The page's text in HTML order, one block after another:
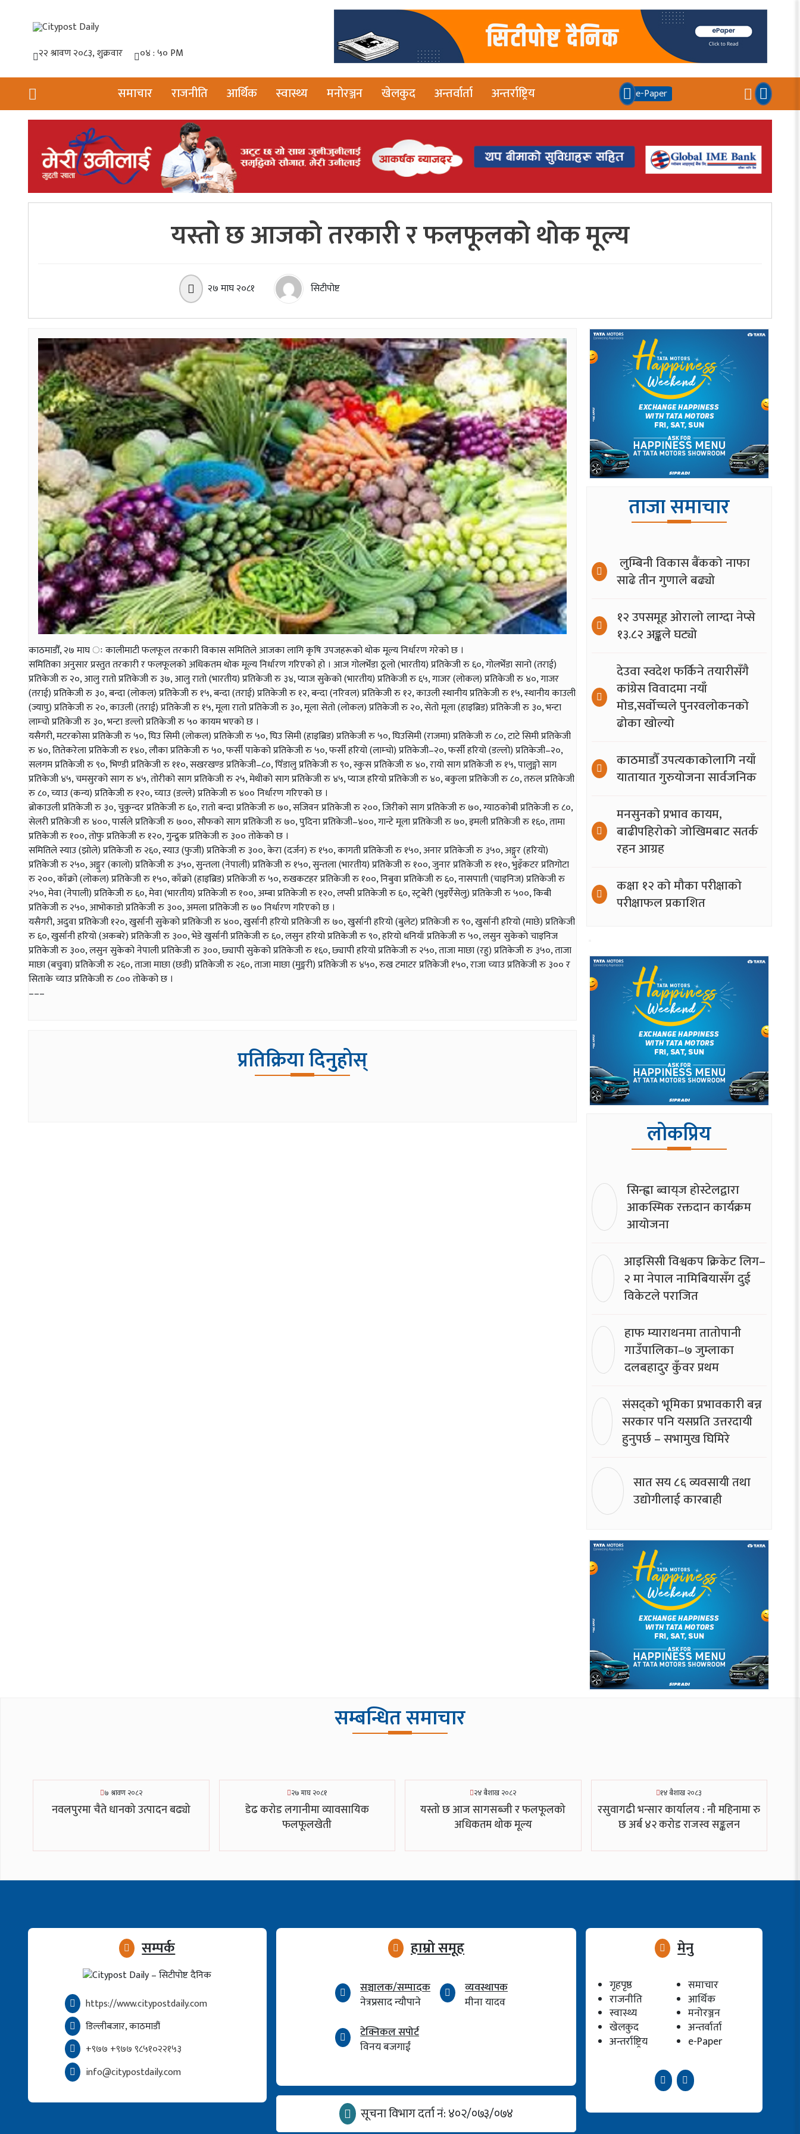
समाचार राजनीति आर्थिक स्वास्थ्य मनोरञ्जन खेलकुद अन्तर्वार्ता अन्तर्राष्ट्रिय e-Paper
यस्तो छ आजको तरकारी र फलफूलको थोक मूल्य
२७ माघ २०८१ सिटीपोष्ट
काठमाडौँ, २७ माघ ः कालीमाटी फलफूल तरकारी विकास समितिले आजका लागि कृषि उपजहरूको थोक मूल्य निर्धारण गरेको छ ।
समितिका अनुसार प्रस्तुत तरकारी र फलफूलको अधिकतम थोक मूल्य निर्धारण गरिएको हो । आज गोलभेँडा ठूलो (भारतीय) प्रतिकेजी रु ६०, गोलभेँडा सानो (तराई)
प्रतिकेजी रु २०, आलु रातो प्रतिकेजी रु ३७, आलु रातो (भारतीय) प्रतिकेजी रु ३४, प्याज सुकेको (भारतीय) प्रतिकेजी रु ६५, गाजर (लोकल) प्रतिकेजी रु ४०, गाजर
(तराई) प्रतिकेजी रु ३०, बन्दा (लोकल) प्रतिकेजी रु १५, बन्दा (तराई) प्रतिकेजी रु १२, बन्दा (नरिवल) प्रतिकेजी रु १२, काउली स्थानीय प्रतिकेजी रु १५, स्थानीय काउली
(ज्यापु) प्रतिकेजी रु २०, काउली (तराई) प्रतिकेजी रु १५, मूला रातो प्रतिकेजी रु ३०, मूला सेतो (लोकल) प्रतिकेजी रु २०, सेतो मूला (हाइब्रिड) प्रतिकेजी रु ३०, भन्टा
लाम्चो प्रतिकेजी रु ३०, भन्टा डल्लो प्रतिकेजी रु ५० कायम भएको छ ।
यसैगरी, मटरकोसा प्रतिकेजी रु ५०, घिउ सिमी (लोकल) प्रतिकेजी रु ५०, घिउ सिमी (हाइब्रिड) प्रतिकेजी रु ५०, घिउसिमी (राजमा) प्रतिकेजी रु ८०, टाटे सिमी प्रतिकेजी
रु ४०, तितेकरेला प्रतिकेजी रु १४०, लौका प्रतिकेजी रु ५०, फर्सी पाकेको प्रतिकेजी रु ५०, फर्सी हरियो (लाम्चो) प्रतिकेजी–२०, फर्सी हरियो (डल्लो) प्रतिकेजी–२०,
सलगम प्रतिकेजी रु ९०, भिण्डी प्रतिकेजी रु ११०, सखरखण्ड प्रतिकेजी–८०, पिँडालु प्रतिकेजी रु ९०, स्कुस प्रतिकेजी रु ४०, रायो साग प्रतिकेजी रु १५, पालुङ्गो साग
प्रतिकेजी ४५, चमसुरको साग रु ४५, तोरीको साग प्रतिकेजी रु २५, मेथीको साग प्रतिकेजी रु ४५, प्याज हरियो प्रतिकेजी रु ४०, बकुला प्रतिकेजी रु ८०, तरुल प्रतिकेजी
रु ८०, च्याउ (कन्य) प्रतिकेजी रु १२०, च्याउ (डल्ले) प्रतिकेजी रु ४०० निर्धारण गरिएको छ ।
ब्रोकाउली प्रतिकेजी रु ३०, चुकुन्दर प्रतिकेजी रु ६०, रातो बन्दा प्रतिकेजी रु ७०, सजिवन प्रतिकेजी रु २००, जिरीको साग प्रतिकेजी रु ७०, ग्याठकोबी प्रतिकेजी रु ८०,
सेलरी प्रतिकेजी रु ४००, पार्सले प्रतिकेजी रु ७००, सौफको साग प्रतिकेजी रु ७०, पुदिना प्रतिकेजी–४००, गान्टे मूला प्रतिकेजी रु ७०, इमली प्रतिकेजी रु १६०, तामा
प्रतिकेजी रु १००, तोफु प्रतिकेजी रु १२०, गुन्द्रुक प्रतिकेजी रु ३०० तोकेकोे छ ।
समितिले स्याउ (झोले) प्रतिकेजी रु २६०, स्याउ (फुजी) प्रतिकेजी रु ३००, केरा (दर्जन) रु १५०, कागती प्रतिकेजी रु १५०, अनार प्रतिकेजी रु ३५०, अङ्गुर (हरियो)
प्रतिकेजी रु २५०, अङ्गुर (कालो) प्रतिकेजी रु ३५०, सुन्तला (नेपाली) प्रतिकेजी रु १५०, सुन्तला (भारतीय) प्रतिकेजी रु १००, जुनार प्रतिकेजी रु ११०, भुइँकटर प्रतिगोटा
रु २००, काँक्रो (लोकल) प्रतिकेजी रु १५०, काँक्रो (हाइब्रिड) प्रतिकेजी रु ५०, रुखकटहर प्रतिकेजी रु १००, निबुवा प्रतिकेजी रु ६०, नासपाती (चाइनिज) प्रतिकेजी रु
२५०, मेवा (नेपाली) प्रतिकेजी रु ६०, मेवा (भारतीय) प्रतिकेजी रु १००, अम्बा प्रतिकेजी रु १२०, लप्सी प्रतिकेजी रु ६०, स्ट्रबेरी (भुइऐँसेलु) प्रतिकेजी रु ५००, किबी
प्रतिकेजी रु २५०, आभोकाडो प्रतिकेजी रु ३००, अमला प्रतिकेजी रु ७० निर्धारण गरिएको छ ।
यसैगरी, अदुवा प्रतिकेजी १२०, खुर्सानी सुकेको प्रतिकेजी रु ४००, खुर्सानी हरियो प्रतिकेजी रु ७०, खुर्सानी हरियो (बुलेट) प्रतिकेजी रु ९०, खुर्सानी हरियो (माछे) प्रतिकेजी
रु ६०, खुर्सानी हरियो (अकबरे) प्रतिकेजी रु ३००, भेडे खुर्सानी प्रतिकेजी रु ६०, लसुन हरियो प्रतिकेजी रु ९०, हरियो धनियाँ प्रतिकेजी रु ५०, लसुन सुकेको चाइनिज
प्रतिकेजी रु ३००, लसुन सुकेको नेपाली प्रतिकेजी रु ३००, छ्यापी सुकेको प्रतिकेजी रु १६०, छ्यापी हरियो प्रतिकेजी रु २५०, ताजा माछा (रहु) प्रतिकेजी रु ३५०, ताजा
माछा (बचुवा) प्रतिकेजी रु २६०, ताजा माछा (छडी) प्रतिकेजी रु २६०, ताजा माछा (मुङ्गरी) प्रतिकेजी रु ४५०, रुख टमाटर प्रतिकेजी १५०, राजा च्याउ प्रतिकेजी रु ३०० र
सिताके च्याउ प्रतिकेजी रु ८०० तोकेको छ ।
–––
प्रतिक्रिया दिनुहोस्
ताजा समाचार
लुम्बिनी विकास बैंकको नाफा
साढे तीन गुणाले बढ्यो
१२ उपसमूह ओरालो लाग्दा नेप्से
१३.८२ अङ्कले घट्यो
देउवा स्वदेश फर्किने तयारीसँगै
कांग्रेस विवादमा नयाँ
मोड,सर्वोच्चले पुनरवलोकनको
ढोका खोल्यो
काठमाडौँ उपत्यकाकोलागि नयाँ
यातायात गुरुयोजना सार्वजनिक
मनसुनको प्रभाव कायम,
बाढीपहिरोको जोखिमबाट सतर्क
रहन आग्रह
कक्षा १२ को मौका परीक्षाको
परीक्षाफल प्रकाशित
लोकप्रिय
सिन्ह्वा ब्वाय्‌ज होस्टेलद्वारा
आकस्मिक रक्तदान कार्यक्रम
आयोजना
आइसिसी विश्वकप क्रिकेट लिग–
२ मा नेपाल नामिबियासँग दुई
विकेटले पराजित
हाफ म्याराथनमा तातोपानी
गाउँपालिका–७ जुम्लाका
दलबहादुर कुँवर प्रथम
संसद्को भूमिका प्रभावकारी बन्न
सरकार पनि यसप्रति उत्तरदायी
हुनुपर्छ – सभामुख घिमिरे
सात सय ८६ व्यवसायी तथा
उद्योगीलाई कारबाही
सम्बन्धित समाचार
७ श्रावण २०८२
नवलपुरमा चैते धानको उत्पादन बढ्यो
२७ माघ २०८१
डेढ करोड लगानीमा व्यावसायिक
फलफूलखेती
२४ बैशाख २०८२
यस्तो छ आज सागसब्जी र फलफूलको
अधिकतम थोक मूल्य
१४ बैशाख २०८३
रसुवागढी भन्सार कार्यालय : नौ महिनामा रु
छ अर्ब ४२ करोड राजस्व सङ्कलन
सम्पर्क
https://www.citypostdaily.com
डिल्लीबजार, काठमाडौं
+९७७ +९७७ ९८५१०२२१५३
info@citypostdaily.com
हाम्रो समूह
सञ्चालक/सम्पादक
नेत्रप्रसाद न्यौपाने
व्यवस्थापक
मीना यादव
टेक्निकल सपोर्ट
विनय बजगाईं
सूचना विभाग दर्ता नं: ४०२/०७३/०७४
मेनु
गृहपृष्ठ
समाचार
राजनीति
आर्थिक
स्वास्थ्य
मनोरञ्जन
खेलकुद
अन्तर्वार्ता
अन्तर्राष्ट्रिय
e-Paper